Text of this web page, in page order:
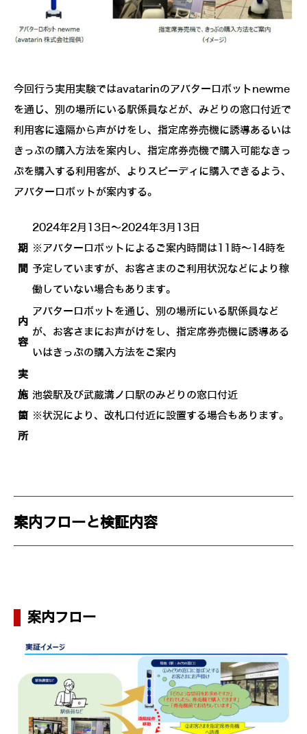
今回行う実用実験ではavatarinのアバターロボットnewme
を通じ、別の場所にいる駅係員などが、みどりの窓口付近で
利用客に遠隔から声がけをし、指定席券売機に誘導あるいは
きっぷの購入方法を案内し、指定席券売機で購入可能なきっ
ぷを購入する利用客が、よりスピーディに購入できるよう、
アバターロボットが案内する。
期
間
2024年2月13日～2024年3月13日
※アバターロボットによるご案内時間は11時～14時を
予定していますが、お客さまのご利用状況などにより稼
働していない場合もあります。
内
容
アバターロボットを通じ、別の場所にいる駅係員など
が、お客さまにお声がけをし、指定席券売機に誘導ある
いはきっぷの購入方法をご案内
実
施
箇
所
池袋駅及び武蔵溝ノ口駅のみどりの窓口付近
※状況により、改札口付近に設置する場合もあります。
案内フローと検証内容
案内フロー